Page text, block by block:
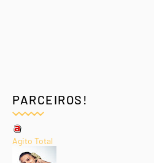
PARCEIROS!
Agito Total